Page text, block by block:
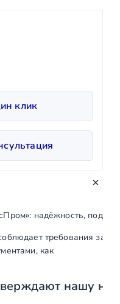
клик
надёжность,
требования
как
нашу